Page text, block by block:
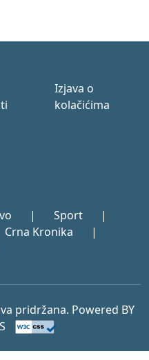
Izjava o
kolačićima
| Sport
|
Crna Kronika
|
pridržana. Powered BY